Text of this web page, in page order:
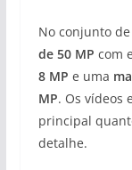
No conjunto
de 50 MP com
8 MP e uma
MP. Os vídeos
principal
detalhe.